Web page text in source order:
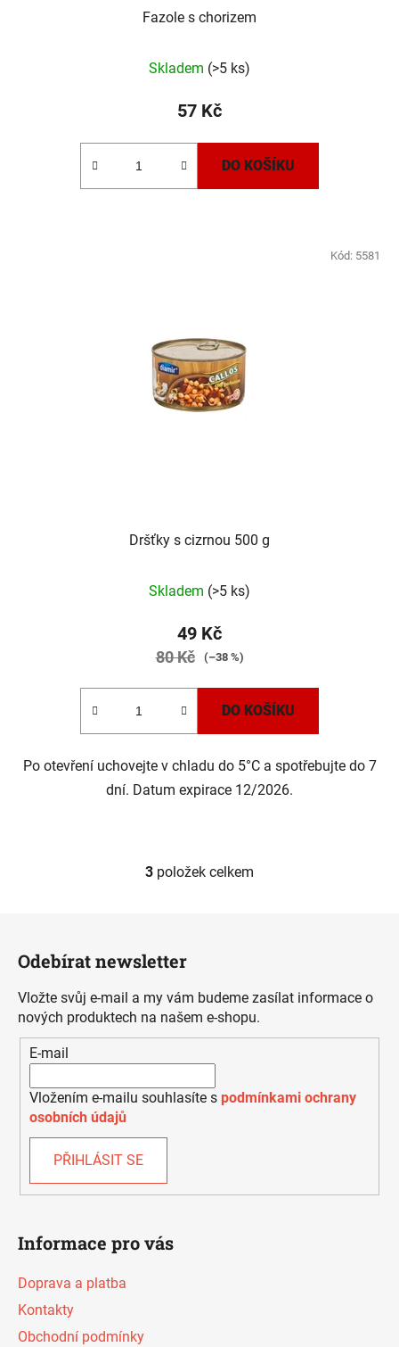
Fazole s chorizem
Skladem (>5 ks)
57 Kč
DO KOŠÍKU
Dršťky s cizrnou 500 g
Skladem (>5 ks)
49 Kč
80 Kč (–38 %)
DO KOŠÍKU
Po otevření uchovejte v chladu do 5°C a spotřebujte do 7
dní. Datum expirace 12/2026.
Kód: 5581
O
c
í
p
r
k
i
3 položek celkem
Odebírat newsletter
Vložte svůj e-mail a my vám budeme zasílat informace o
nových produktech na našem e-shopu.
E-mail
Vložením e-mailu souhlasíte s podmínkami ochrany
osobních údajů
PŘIHLÁSIT SE
Informace pro vás
Doprava a platba
Kontakty
Obchodní podmínky